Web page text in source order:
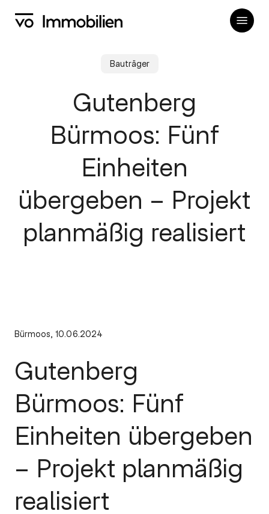
Menu
Bauträger
Gutenberg
Bürmoos: Fünf
Einheiten
übergeben – Projekt
planmäßig realisiert
Bürmoos, 10.06.2024
Gutenberg
Bürmoos: Fünf
Einheiten übergeben
– Projekt planmäßig
realisiert